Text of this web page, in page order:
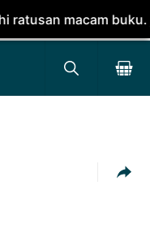
macam buku.